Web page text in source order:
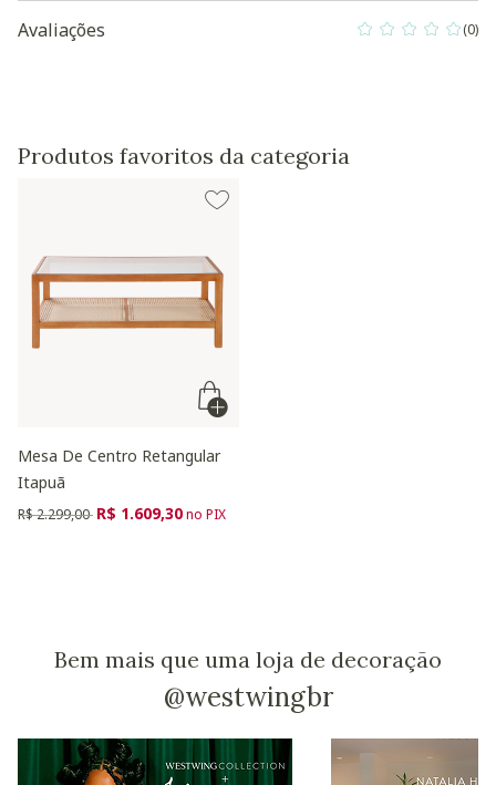
Avaliações 0 out of 5 (0)
Produtos favoritos da categoria
Mesa De Centro Retangular
Itapuã
Preço reduzido de
R$ 2.299,00 para
R$ 1.609,30no PIX
Bem mais que uma loja de decoração
@westwingbr